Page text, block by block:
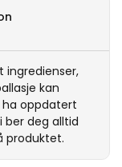
kan
ha oppdatert
ber deg alltid
produktet.